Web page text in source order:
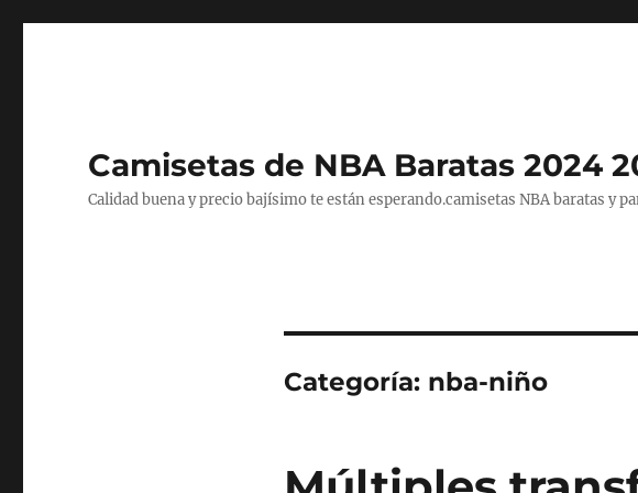
Camisetas de NBA Baratas 2024
Calidad buena y precio bajísimo te están esperando.camisetas NBA baratas y
Categoría: nba-niño